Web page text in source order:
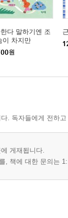
다 말하기엔 조
이 차지만
원
. 독자들에게 전하
게재됩니다.
, 책에 대한 문의는